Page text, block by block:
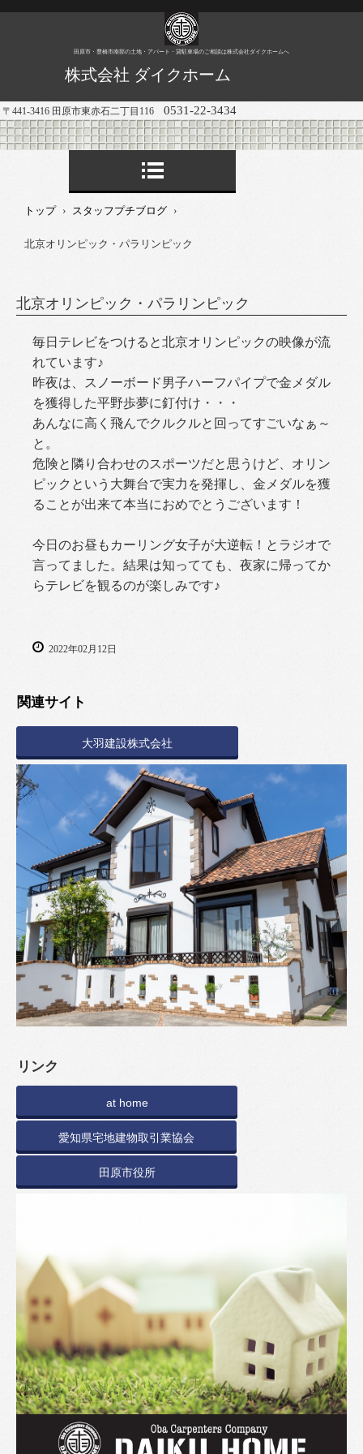
田原市・豊橋市南部の土地・アパート・貸駐車場のご相談は株式会社ダイクホームへ
株式会社 ダイクホーム
〒441-3416 田原市東赤石二丁目116 0531-22-3434
トップ › スタッフプチブログ ›
北京オリンピック・パラリンピック
北京オリンピック・パラリンピック
毎日テレビをつけると北京オリンピックの映像が流
れています♪
昨夜は、スノーボード男子ハーフパイプで金メダル
を獲得した平野歩夢に釘付け・・・
あんなに高く飛んでクルクルと回ってすごいなぁ～
と。
危険と隣り合わせのスポーツだと思うけど、オリン
ピックという大舞台で実力を発揮し、金メダルを獲
ることが出来て本当におめでとうございます！
今日のお昼もカーリング女子が大逆転！とラジオで
言ってました。結果は知ってても、夜家に帰ってか
らテレビを観るのが楽しみです♪
2022年02月12日
関連サイト
大羽建設株式会社
リンク
at home
愛知県宅地建物取引業協会
田原市役所